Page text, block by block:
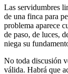
Las servidumbres
de una finca para
problema aparece
de paso, de luces,
niega su
No toda discusión
válida. Habrá que